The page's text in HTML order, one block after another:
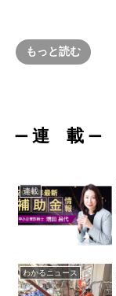
もっと読む
ー 連 載 ー
連載
わかるニュース